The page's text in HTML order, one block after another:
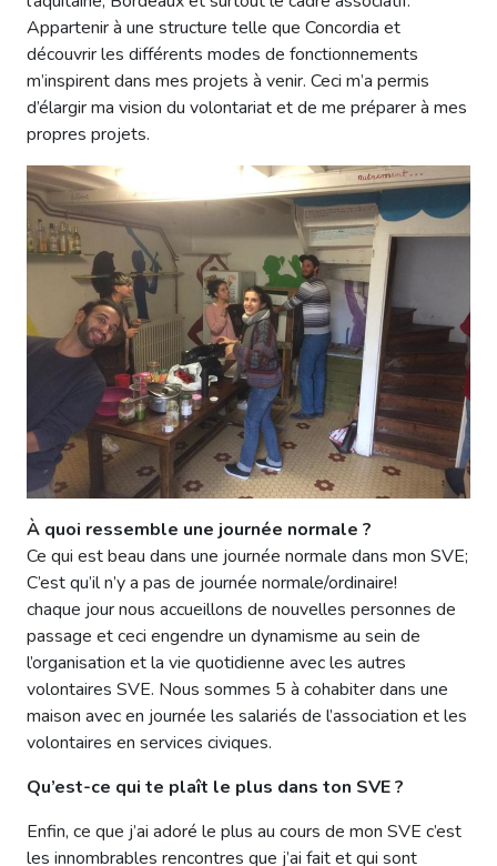
Appartenir à une structure telle que Concordia et
découvrir les différents modes de fonctionnements
m’inspirent dans mes projets à venir. Ceci m’a permis
d’élargir ma vision du volontariat et de me préparer à mes
propres projets.
À quoi ressemble une journée normale ?
Ce qui est beau dans une journée normale dans mon SVE;
C’est qu’il n’y a pas de journée normale/ordinaire!
chaque jour nous accueillons de nouvelles personnes de
passage et ceci engendre un dynamisme au sein de
l’organisation et la vie quotidienne avec les autres
volontaires SVE. Nous sommes 5 à cohabiter dans une
maison avec en journée les salariés de l’association et les
volontaires en services civiques.
Qu’est-ce qui te plaît le plus dans ton SVE ?
Enfin, ce que j’ai adoré le plus au cours de mon SVE c’est
les innombrables rencontres que j’ai fait et qui sont